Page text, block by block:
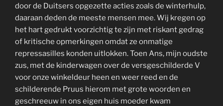
door de Duitsers opgezette acties zoals de winterhulp,
daaraan deden de meeste mensen mee. Wij kregen op
het hart gedrukt voorzichtig te zijn met riskant gedrag
of kritische opmerkingen omdat ze onmatige
repressasilles konden uitlokken. Toen Ans, mijn oudste
zus, met de kinderwagen over de versgeschilderde V
voor onze winkeldeur heen en weer reed en de
schilderende Pruus hierom met grote woorden en
geschreeuw in ons eigen huis moeder kwam